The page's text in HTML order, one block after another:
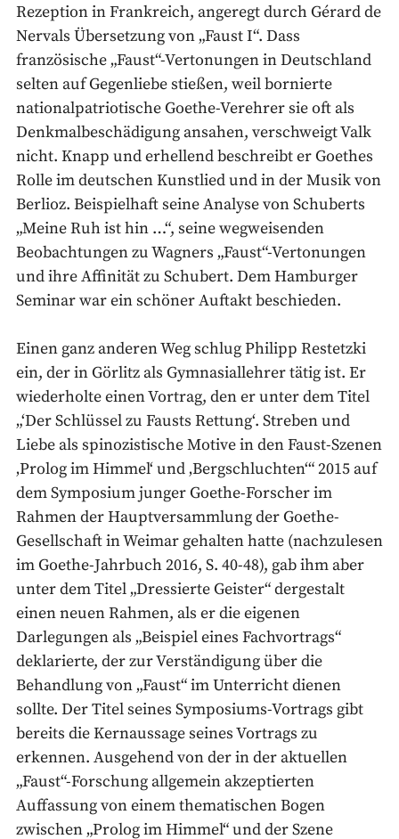
Rezeption in Frankreich, angeregt durch Gérard de
Nervals Übersetzung von „Faust I“. Dass
französische „Faust“-Vertonungen in Deutschland
selten auf Gegenliebe stießen, weil bornierte
nationalpatriotische Goethe-Verehrer sie oft als
Denkmalbeschädigung ansahen, verschweigt Valk
nicht. Knapp und erhellend beschreibt er Goethes
Rolle im deutschen Kunstlied und in der Musik von
Berlioz. Beispielhaft seine Analyse von Schuberts
„Meine Ruh ist hin …“, seine wegweisenden
Beobachtungen zu Wagners „Faust“-Vertonungen
und ihre Affinität zu Schubert. Dem Hamburger
Seminar war ein schöner Auftakt beschieden.
Einen ganz anderen Weg schlug Philipp Restetzki
ein, der in Görlitz als Gymnasiallehrer tätig ist. Er
wiederholte einen Vortrag, den er unter dem Titel
„‘Der Schlüssel zu Fausts Rettung‘. Streben und
Liebe als spinozistische Motive in den Faust-Szenen
‚Prolog im Himmel‘ und ‚Bergschluchten‘“ 2015 auf
dem Symposium junger Goethe-Forscher im
Rahmen der Hauptversammlung der Goethe-
Gesellschaft in Weimar gehalten hatte (nachzulesen
im Goethe-Jahrbuch 2016, S. 40-48), gab ihm aber
unter dem Titel „Dressierte Geister“ dergestalt
einen neuen Rahmen, als er die eigenen
Darlegungen als „Beispiel eines Fachvortrags“
deklarierte, der zur Verständigung über die
Behandlung von „Faust“ im Unterricht dienen
sollte. Der Titel seines Symposiums-Vortrags gibt
bereits die Kernaussage seines Vortrags zu
erkennen. Ausgehend von der in der aktuellen
„Faust“-Forschung allgemein akzeptierten
Auffassung von einem thematischen Bogen
zwischen „Prolog im Himmel“ und der Szene